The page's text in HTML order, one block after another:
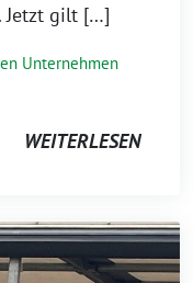
Jetzt gilt […]
Unternehmen
WEITERLESEN